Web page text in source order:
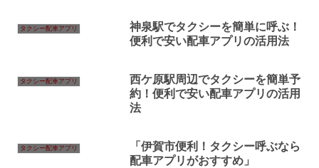
タクシー配車アプリ
神泉駅でタクシーを簡単に呼ぶ！
便利で安い配車アプリの活用法
タクシー配車アプリ
西ケ原駅周辺でタクシーを簡単予
約！便利で安い配車アプリの活用
法
タクシー配車アプリ
「伊賀市便利！タクシー呼ぶなら
配車アプリがおすすめ」